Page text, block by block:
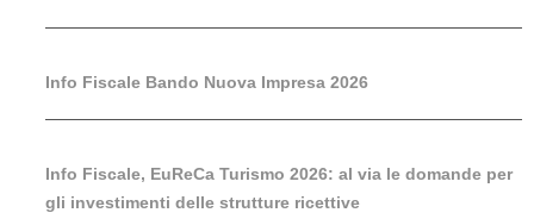
Info Fiscale Bando Nuova Impresa 2026
Info Fiscale, EuReCa Turismo 2026: al via le domande per
gli investimenti delle strutture ricettive